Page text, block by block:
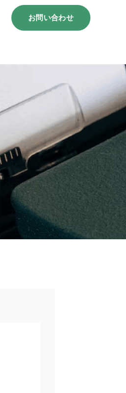
お問い合わせ